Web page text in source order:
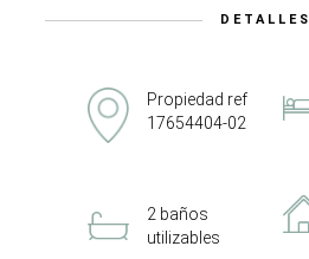
DETALLES
Propiedad ref
17654404-02
2 baños
utilizables